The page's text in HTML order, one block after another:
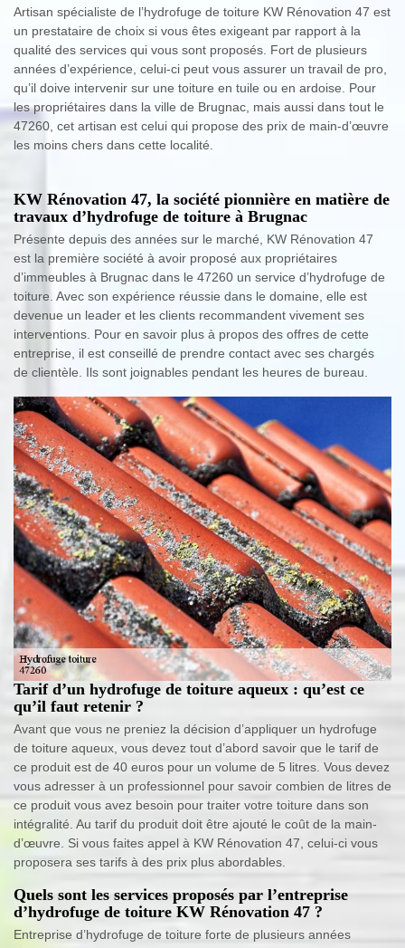
Artisan spécialiste de l’hydrofuge de toiture KW Rénovation 47 est
un prestataire de choix si vous êtes exigeant par rapport à la
qualité des services qui vous sont proposés. Fort de plusieurs
années d’expérience, celui-ci peut vous assurer un travail de pro,
qu’il doive intervenir sur une toiture en tuile ou en ardoise. Pour
les propriétaires dans la ville de Brugnac, mais aussi dans tout le
47260, cet artisan est celui qui propose des prix de main-d’œuvre
les moins chers dans cette localité.
KW Rénovation 47, la société pionnière en matière de
travaux d’hydrofuge de toiture à Brugnac
Présente depuis des années sur le marché, KW Rénovation 47
est la première société à avoir proposé aux propriétaires
d’immeubles à Brugnac dans le 47260 un service d’hydrofuge de
toiture. Avec son expérience réussie dans le domaine, elle est
devenue un leader et les clients recommandent vivement ses
interventions. Pour en savoir plus à propos des offres de cette
entreprise, il est conseillé de prendre contact avec ses chargés
de clientèle. Ils sont joignables pendant les heures de bureau.
Tarif d’un hydrofuge de toiture aqueux : qu’est ce
qu’il faut retenir ?
Avant que vous ne preniez la décision d’appliquer un hydrofuge
de toiture aqueux, vous devez tout d’abord savoir que le tarif de
ce produit est de 40 euros pour un volume de 5 litres. Vous devez
vous adresser à un professionnel pour savoir combien de litres de
ce produit vous avez besoin pour traiter votre toiture dans son
intégralité. Au tarif du produit doit être ajouté le coût de la main-
d’œuvre. Si vous faites appel à KW Rénovation 47, celui-ci vous
proposera ses tarifs à des prix plus abordables.
Quels sont les services proposés par l’entreprise
d’hydrofuge de toiture KW Rénovation 47 ?
Entreprise d’hydrofuge de toiture forte de plusieurs années